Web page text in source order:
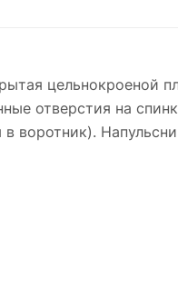
цельнокроеной
отверстия на
воротник).